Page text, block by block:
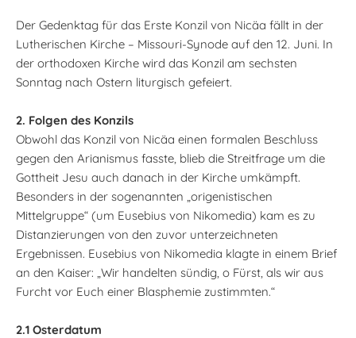
Der Gedenktag für das Erste Konzil von Nicäa fällt in der
Lutherischen Kirche – Missouri-Synode auf den 12. Juni. In
der orthodoxen Kirche wird das Konzil am sechsten
Sonntag nach Ostern liturgisch gefeiert.
2. Folgen des Konzils
Obwohl das Konzil von Nicäa einen formalen Beschluss
gegen den Arianismus fasste, blieb die Streitfrage um die
Gottheit Jesu auch danach in der Kirche umkämpft.
Besonders in der sogenannten „origenistischen
Mittelgruppe“ (um Eusebius von Nikomedia) kam es zu
Distanzierungen von den zuvor unterzeichneten
Ergebnissen. Eusebius von Nikomedia klagte in einem Brief
an den Kaiser: „Wir handelten sündig, o Fürst, als wir aus
Furcht vor Euch einer Blasphemie zustimmten.“
2.1 Osterdatum